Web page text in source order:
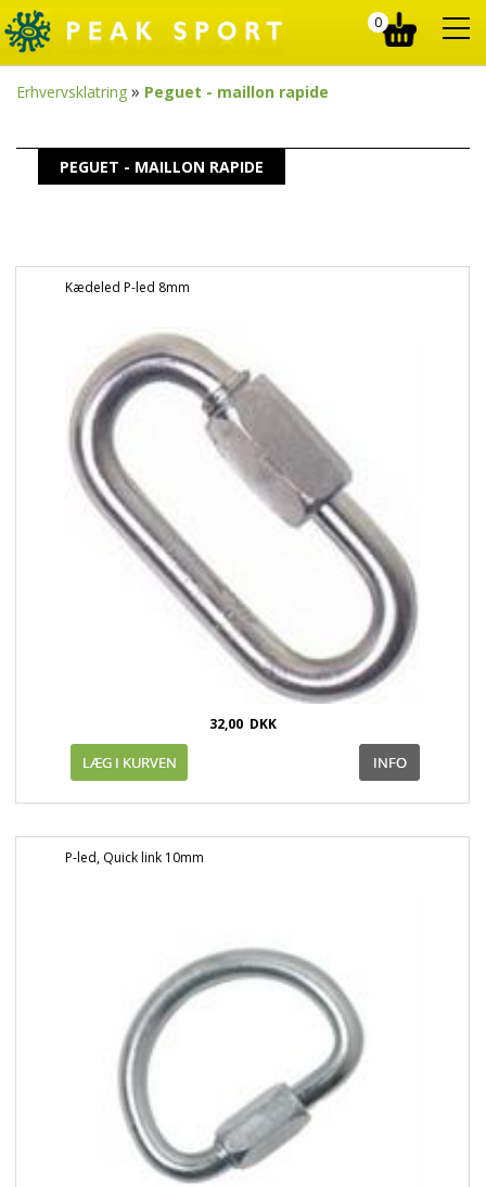
0
Erhvervsklatring » Peguet - maillon rapide
PEGUET - MAILLON RAPIDE
Kædeled P-led 8mm
32,00DKK
P-led, Quick link 10mm